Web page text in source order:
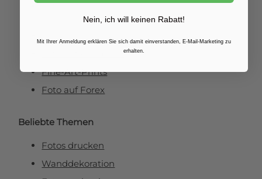
Fotoposter
Foto auf Plexibond
Fine-Art-Prints
Foto auf Forex
Beliebte Themen
Fotos drucken
Wanddekoration
Nein, ich will keinen Rabatt!
Mit Ihrer Anmeldung erklären Sie sich damit einverstanden, E-Mail-Marketing zu
erhalten.